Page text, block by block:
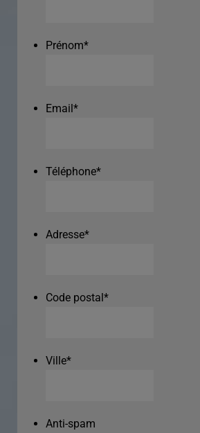
Prénom*
Email*
Téléphone*
Adresse*
Code postal*
Ville*
Anti-spam